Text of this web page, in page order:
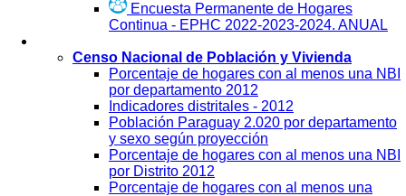
Encuesta Permanente de Hogares
Continua - EPHC 2022-2023-2024. ANUAL
Censo Nacional de Población y Vivienda
Porcentaje de hogares con al menos una NBI
por departamento 2012
Indicadores distritales - 2012
Población Paraguay 2.020 por departamento
y sexo según proyección
Porcentaje de hogares con al menos una NBI
por Distrito 2012
Porcentaje de hogares con al menos una